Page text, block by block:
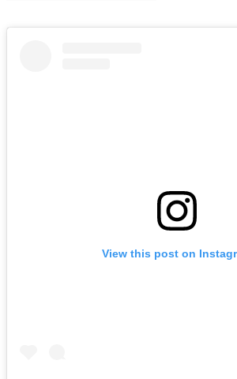
View this post on